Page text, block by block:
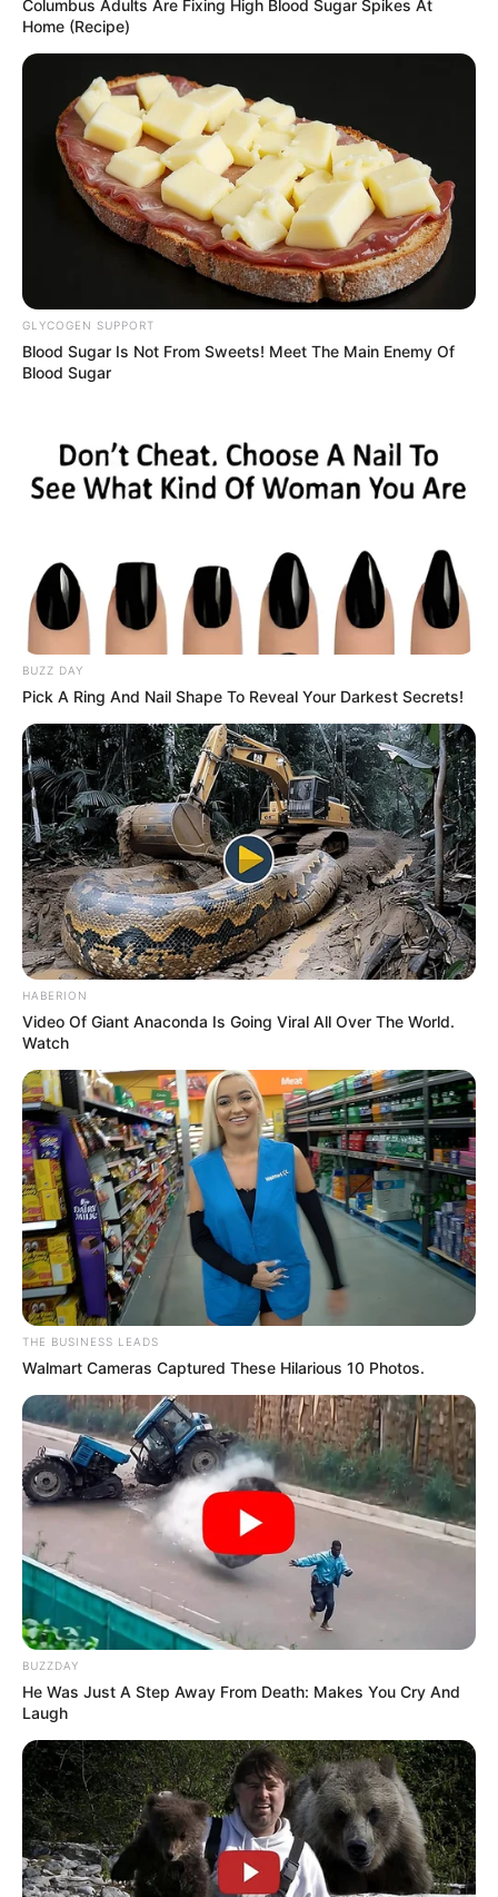
Columbus Adults Are Fixing High Blood Sugar Spikes At
Home (Recipe)
GLYCOGEN SUPPORT
Blood Sugar Is Not From Sweets! Meet The Main Enemy Of
Blood Sugar
BUZZ DAY
Pick A Ring And Nail Shape To Reveal Your Darkest Secrets!
HABERION
Video Of Giant Anaconda Is Going Viral All Over The World.
Watch
THE BUSINESS LEADS
Walmart Cameras Captured These Hilarious 10 Photos.
BUZZDAY
He Was Just A Step Away From Death: Makes You Cry And
Laugh